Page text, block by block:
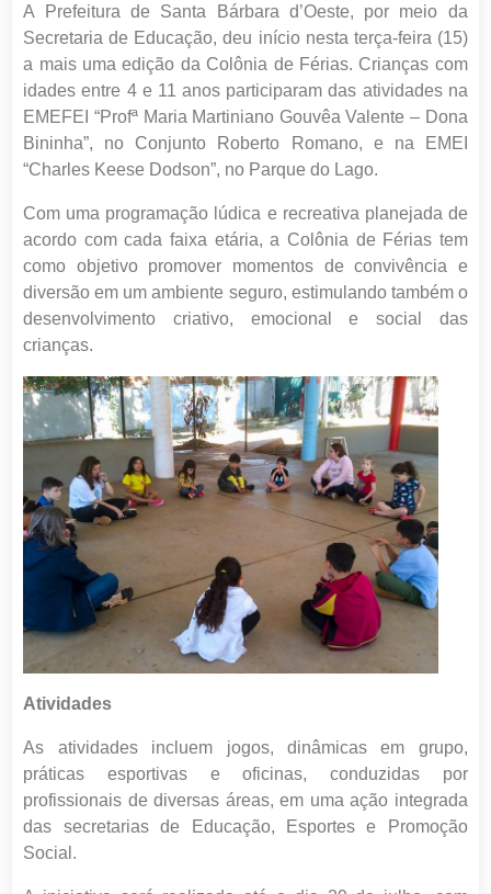
A Prefeitura de Santa Bárbara d’Oeste, por meio da
Secretaria de Educação, deu início nesta terça-feira (15)
a mais uma edição da Colônia de Férias. Crianças com
idades entre 4 e 11 anos participaram das atividades na
EMEFEI “Profª Maria Martiniano Gouvêa Valente – Dona
Bininha”, no Conjunto Roberto Romano, e na EMEI
“Charles Keese Dodson”, no Parque do Lago.
Com uma programação lúdica e recreativa planejada de
acordo com cada faixa etária, a Colônia de Férias tem
como objetivo promover momentos de convivência e
diversão em um ambiente seguro, estimulando também o
desenvolvimento criativo, emocional e social das
crianças.
Atividades
As atividades incluem jogos, dinâmicas em grupo,
práticas esportivas e oficinas, conduzidas por
profissionais de diversas áreas, em uma ação integrada
das secretarias de Educação, Esportes e Promoção
Social.